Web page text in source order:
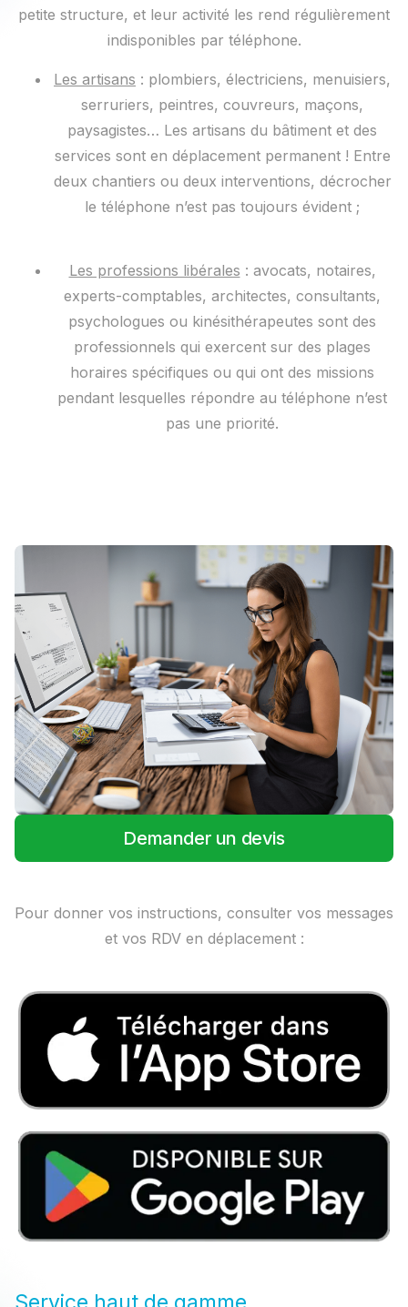
petite structure, et leur activité les rend régulièrement
indisponibles par téléphone.
Les artisans : plombiers, électriciens, menuisiers,
serruriers, peintres, couvreurs, maçons,
paysagistes… Les artisans du bâtiment et des
services sont en déplacement permanent ! Entre
deux chantiers ou deux interventions, décrocher
le téléphone n’est pas toujours évident ;
Les professions libérales : avocats, notaires,
experts-comptables, architectes, consultants,
psychologues ou kinésithérapeutes sont des
professionnels qui exercent sur des plages
horaires spécifiques ou qui ont des missions
pendant lesquelles répondre au téléphone n’est
pas une priorité.
Demander un devis
Pour donner vos instructions, consulter vos messages
et vos RDV en déplacement :